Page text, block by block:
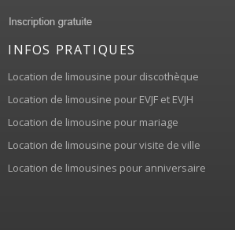
INFOS PRATIQUES
Location de limousine pour discothèque
Location de limousine pour EVJF et EVJH
Location de limousine pour mariage
Location de limousine pour visite de ville
Location de limousines pour anniversaire